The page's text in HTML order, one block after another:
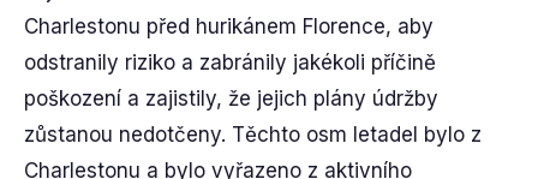
Charlestonu před hurikánem Florence, aby
odstranily riziko a zabránily jakékoli příčině
poškození a zajistily, že jejich plány údržby
zůstanou nedotčeny. Těchto osm letadel bylo z
Charlestonu a bylo vyřazeno z aktivního